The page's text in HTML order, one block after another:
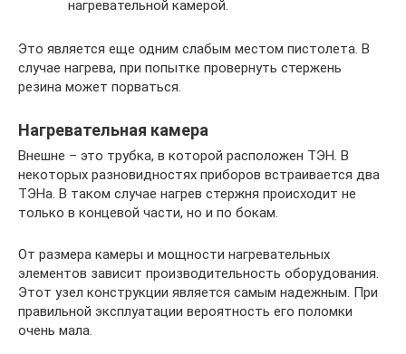
нагревательной камерой.
Это является еще одним слабым местом пистолета. В
случае нагрева, при попытке провернуть стержень
резина может порваться.
Нагревательная камера
Внешне – это трубка, в которой расположен ТЭН. В
некоторых разновидностях приборов встраивается два
ТЭНа. В таком случае нагрев стержня происходит не
только в концевой части, но и по бокам.
От размера камеры и мощности нагревательных
элементов зависит производительность оборудования.
Этот узел конструкции является самым надежным. При
правильной эксплуатации вероятность его поломки
очень мала.